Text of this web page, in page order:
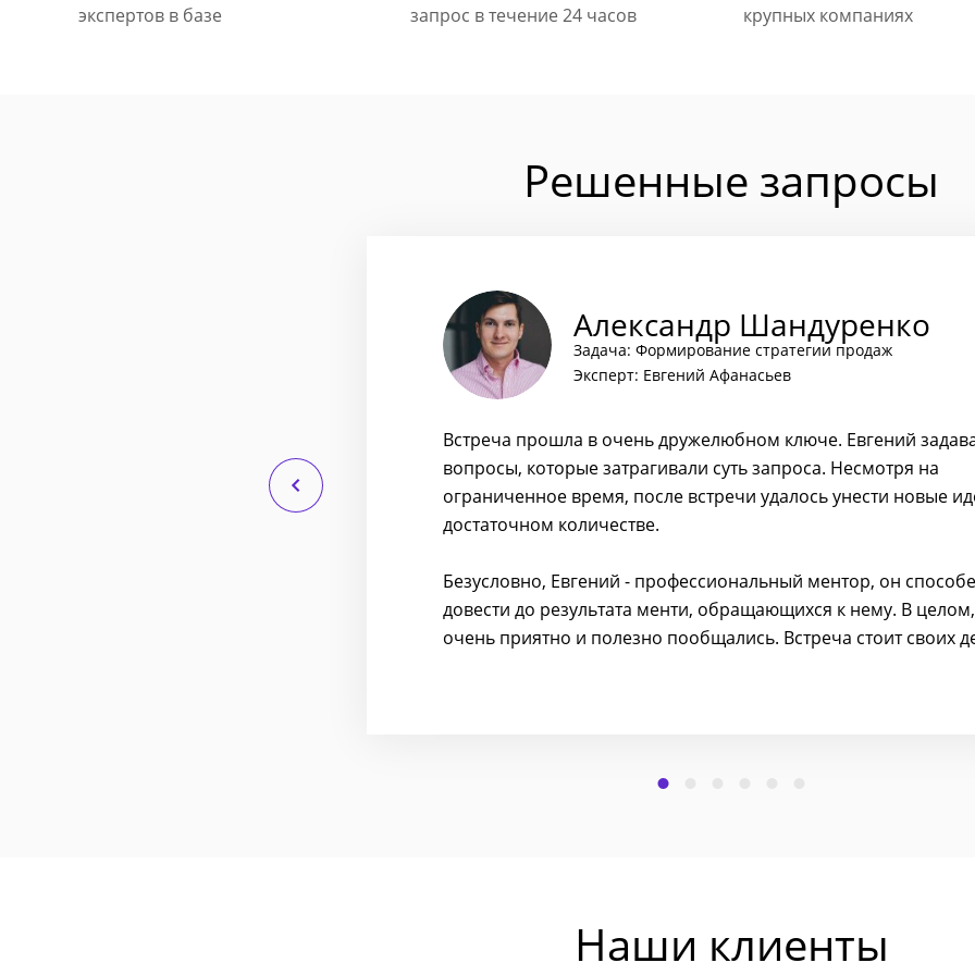
экспертов в базе
запрос в течение 24 часов
крупных компаниях
Решенные запросы
Александр Шандуренко
Задача: Формирование стратегии продаж
Эксперт: Евгений Афанасьев
Встреча прошла в очень дружелюбном ключе. Евгений
вопросы, которые затрагивали суть запроса. Несмотря на
ограниченное время, после встречи удалось унести новые
достаточном количестве.
Безусловно, Евгений - профессиональный ментор, он
довести до результата менти, обращающихся к нему. В целом,
очень приятно и полезно пообщались. Встреча стоит своих
Наши клиенты